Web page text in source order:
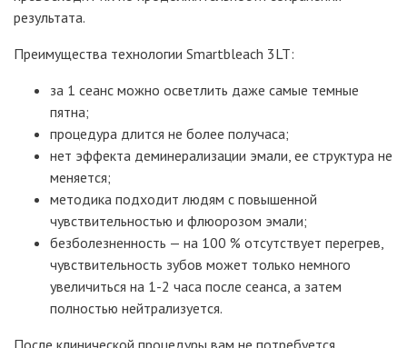
результата.
Преимущества технологии Smartbleach 3LT:
за 1 сеанс можно осветлить даже самые темные
пятна;
процедура длится не более получаса;
нет эффекта деминерализации эмали, ее структура не
меняется;
методика подходит людям с повышенной
чувствительностью и флюорозом эмали;
безболезненность — на 100 % отсутствует перегрев,
чувствительность зубов может только немного
увеличиться на 1-2 часа после сеанса, а затем
полностью нейтрализуется.
После клинической процедуры вам не потребуется